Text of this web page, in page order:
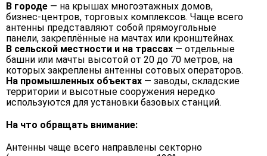
В городе — на крышах многоэтажных домов,
бизнес-центров, торговых комплексов. Чаще всего
антенны представляют собой прямоугольные
панели, закреплённые на мачтах или кронштейнах.
В сельской местности и на трассах — отдельные
башни или мачты высотой от 20 до 70 метров, на
которых закреплены антенны сотовых операторов.
На промышленных объектах — заводы, складские
территории и высотные сооружения нередко
используются для установки базовых станций.
На что обращать внимание:
Антенны чаще всего направлены секторно